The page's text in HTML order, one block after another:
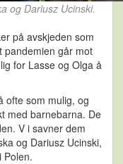
og Dariusz Ucinski.
på avskjeden som
pandemien går mot
for Lasse og Olga å
ofte som mulig, og
med barnebarna. De
V i savner dem
og Dariusz Ucinski,
Polen.